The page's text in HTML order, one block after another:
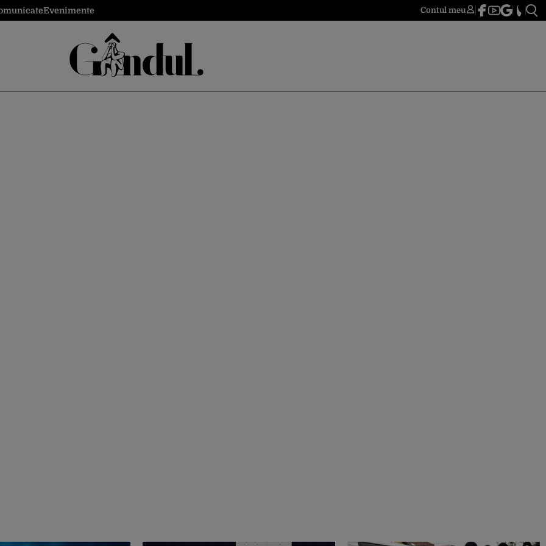
Evenimente Contul meu